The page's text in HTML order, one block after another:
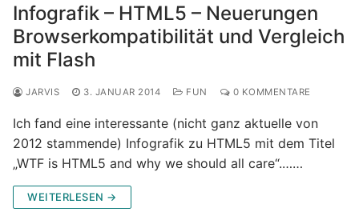
Infografik – HTML5 – Neuerungen
Browserkompatibilität und Vergleich
mit Flash
JARVIS 3. JANUAR 2014 FUN 0 KOMMENTARE
Ich fand eine interessante (nicht ganz aktuelle von
2012 stammende) Infografik zu HTML5 mit dem Titel
„WTF is HTML5 and why we should all care“.……
WEITERLESEN →